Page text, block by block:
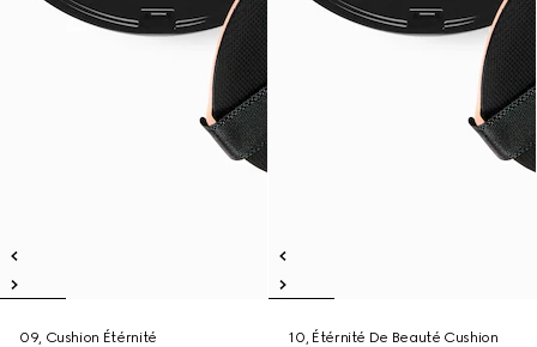
09, Cushion Étérnité
10, Étérnité De Beauté Cushion